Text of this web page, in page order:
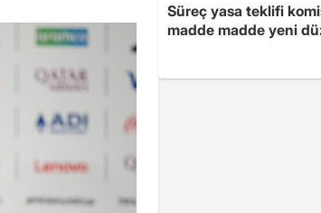
Süreç yasa teklifi
madde madde yeni